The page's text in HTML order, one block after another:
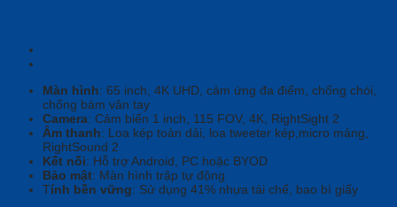
Màn hình: 65 inch, 4K UHD, cảm ứng đa điểm, chống chói,
chống bám vân tay
Camera: Cảm biến 1 inch, 115 FOV, 4K, RightSight 2
Âm thanh: Loa kép toàn dải, loa tweeter kép,micro mảng,
RightSound 2
Kết nối: Hỗ trợAndroid, PC hoặc BYOD
Bảo mật: Màn hình trập tự động
Tính bền vững: Sử dụng 41% nhựa tái chế, bao bì giấy